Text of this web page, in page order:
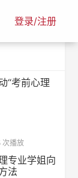
登录/注册
“考前心理
播放
专业学姐向
法